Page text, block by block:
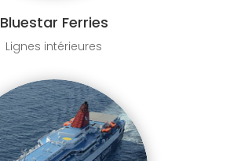
Bluestar Ferries
Lignes intérieures